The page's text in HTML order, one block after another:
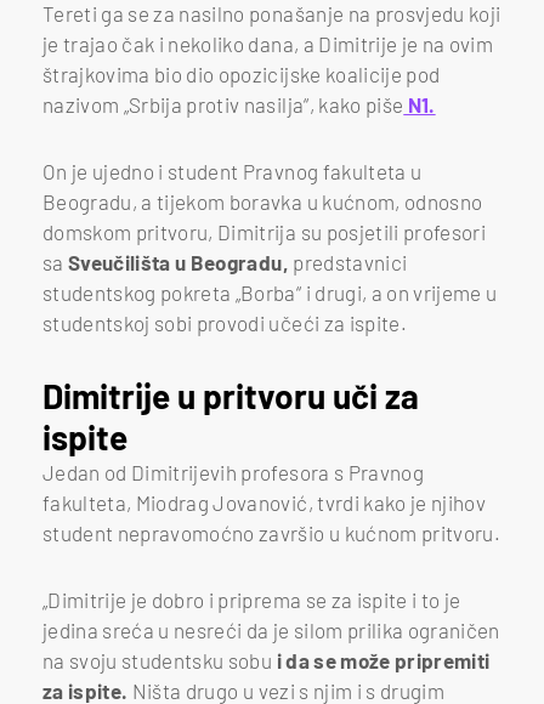
Tereti ga se za nasilno ponašanje na prosvjedu koji
je trajao čak i nekoliko dana, a Dimitrije je na ovim
štrajkovima bio dio opozicijske koalicije pod
nazivom „Srbija protiv nasilja“, kako piše N1.
On je ujedno i student Pravnog fakulteta u
Beogradu, a tijekom boravka u kućnom, odnosno
domskom pritvoru, Dimitrija su posjetili profesori
saSveučilišta u Beogradu, predstavnici
studentskog pokreta „Borba“ i drugi, a on vrijeme u
studentskoj sobi provodi učeći za ispite.
Dimitrije u pritvoru uči za
ispite
Jedan od Dimitrijevih profesora s Pravnog
fakulteta, Miodrag Jovanović, tvrdi kako je njihov
student nepravomoćno završio u kućnom pritvoru.
„Dimitrije je dobro i priprema se za ispite i to je
jedina sreća u nesreći da je silom prilika ograničen
na svoju studentsku sobu i da se može pripremiti
za ispite. Ništa drugo u vezi s njim i s drugim